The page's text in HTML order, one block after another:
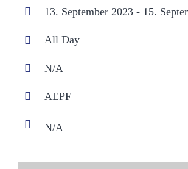
13. September 2023 - 15.
All Day
N/A
AEPF